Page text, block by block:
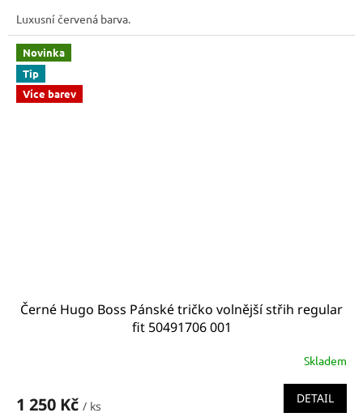
Luxusní červená barva.
Novinka
Tip
Více barev
Černé Hugo Boss Pánské tričko volnější střih regular
fit 50491706 001
Skladem
1 250 Kč / ks
DETAIL